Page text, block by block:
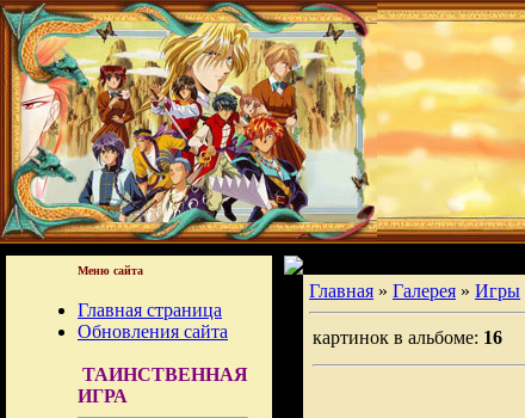
Меню сайта
Главная страница
Обновления сайта
ТАИНСТВЕННАЯ
ИГРА
Главная » Галерея » Игры
картинок в альбоме: 16